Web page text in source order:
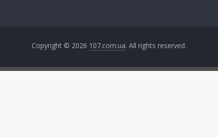
Copyright © 2026 107.com.ua. All rights reserved.